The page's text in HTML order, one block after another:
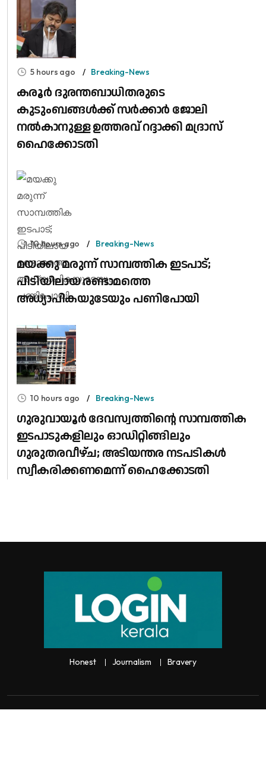
5 hours ago Breaking-News
കരൂർ ദുരന്തബാധിതരുടെ
കുടുംബങ്ങൾക്ക് സർക്കാർ ജോലി
നൽകാനുള്ള ഉത്തരവ് റദ്ദാക്കി മദ്രാസ്
ഹൈക്കോടതി
10 hours ago Breaking-News
മയക്കു മരുന്ന് സാമ്പത്തിക ഇടപാട്;
പിടിയിലായ രണ്ടാമത്തെ
അധ്യാപികയുടേയും പണിപോയി
10 hours ago Breaking-News
ഗുരുവായൂർ ദേവസ്വത്തിന്റെ സാമ്പത്തിക
ഇടപാടുകളിലും ഓഡിറ്റിങ്ങിലും ​
ഗുരുതരവീഴ്ച; അടിയന്തര നടപടികൾ
സ്വീകരിക്കണമെന്ന് ഹൈക്കോടതി
Honest Journalism Bravery